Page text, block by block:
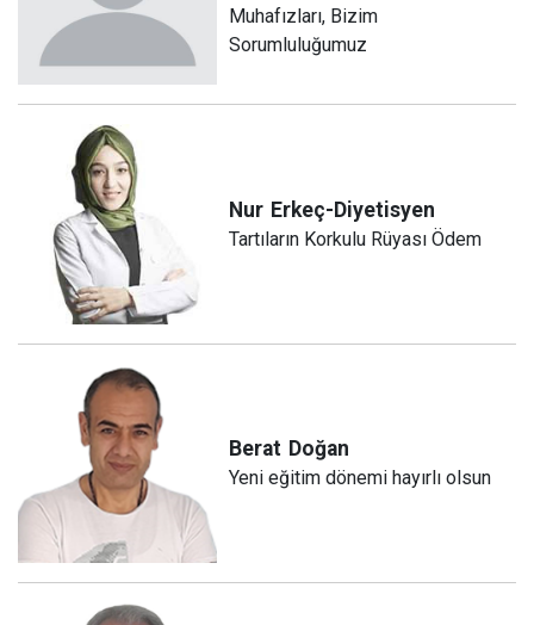
Muhafızları, Bizim
Sorumluluğumuz
Nur Erkeç-Diyetisyen
Tartıların Korkulu Rüyası Ödem
Berat Doğan
Yeni eğitim dönemi hayırlı olsun